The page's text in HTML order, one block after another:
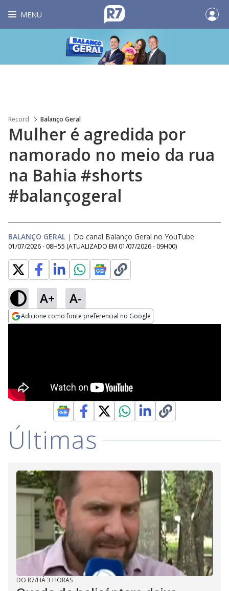
MENU
Record Balanço Geral
Mulher é agredida por
namorado no meio da rua
na Bahia #shorts
#balançogeral
BALANÇO GERAL | Do canal Balanço Geral no YouTube
01/07/2026 - 08H55 (ATUALIZADO EM 01/07/2026 - 09H00)
A+ A-
Adicione como fonte preferencial no Google
Últimas
DO R7/HÁ 3 HORAS